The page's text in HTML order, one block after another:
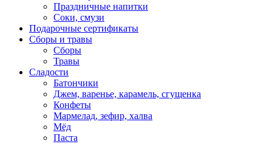
Праздничные напитки
Соки, смузи
Подарочные сертификаты
Сборы и травы
Сборы
Травы
Сладости
Батончики
Джем, варенье, карамель, сгущенка
Конфеты
Мармелад, зефир, халва
Мёд
Паста